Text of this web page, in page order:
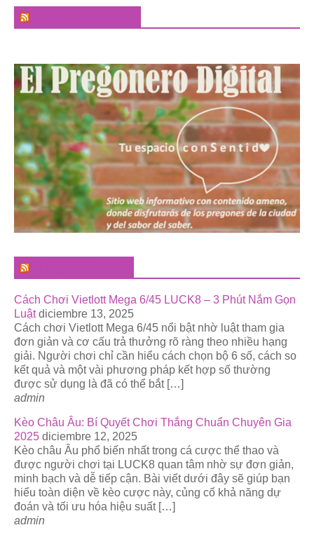
Cách Chơi Vietlott Mega 6/45 LUCK8 – 3 Phút Nắm Gọn
Luật diciembre 13, 2025
Cách chơi Vietlott Mega 6/45 nổi bật nhờ luật tham gia
đơn giản và cơ cấu trả thưởng rõ ràng theo nhiều hạng
giải. Người chơi chỉ cần hiểu cách chọn bộ 6 số, cách so
kết quả và một vài phương pháp kết hợp số thường
được sử dụng là đã có thể bắt […]
admin
Kèo Châu Âu: Bí Quyết Chơi Thắng Chuẩn Chuyên Gia
2025 diciembre 12, 2025
Kèo châu Âu phổ biến nhất trong cá cược thể thao và
được người chơi tại LUCK8 quan tâm nhờ sự đơn giản,
minh bạch và dễ tiếp cận. Bài viết dưới đây sẽ giúp bạn
hiểu toàn diện về kèo cược này, củng cố khả năng dự
đoán và tối ưu hóa hiệu suất […]
admin